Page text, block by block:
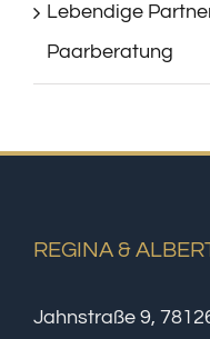
Lebendige
Paarberatung
REGINA &
Jahnstraße 9,